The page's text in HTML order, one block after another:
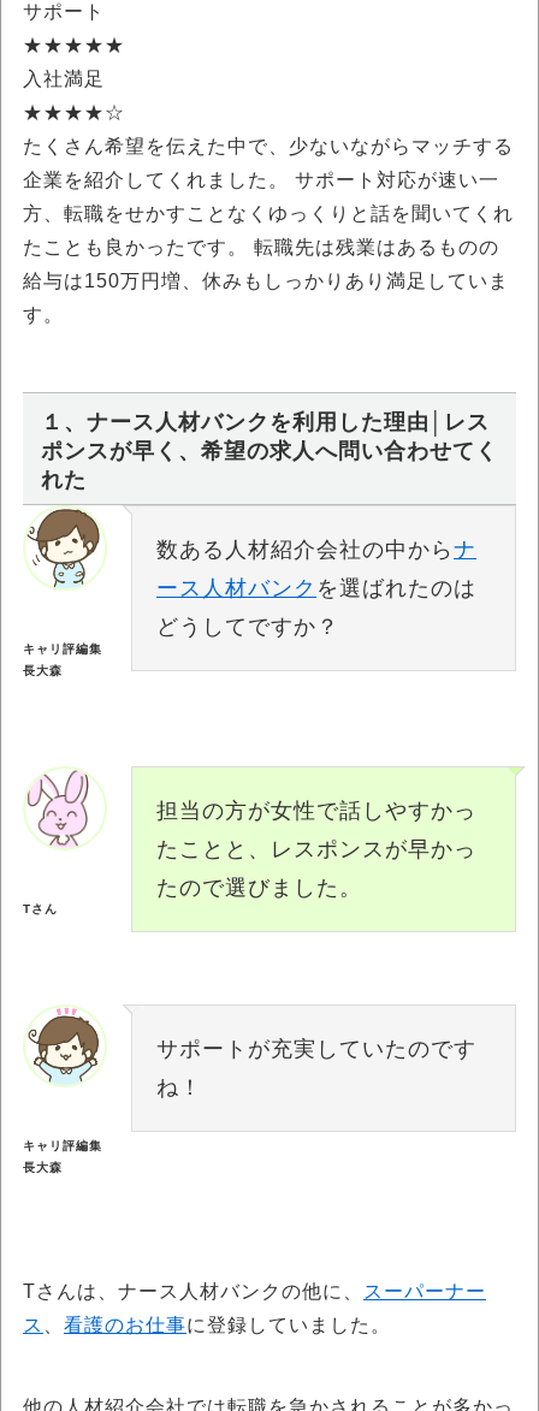
サポート
★★★★★
入社満足
★★★★☆
たくさん希望を伝えた中で、少ないながらマッチする
企業を紹介してくれました。 サポート対応が速い一
方、転職をせかすことなくゆっくりと話を聞いてくれ
たことも良かったです。 転職先は残業はあるものの
給与は150万円増、休みもしっかりあり満足していま
す。
１、ナース人材バンクを利用した理由│レス
ポンスが早く、希望の求人へ問い合わせてく
れた
キャリ評編集
長大森
数ある人材紹介会社の中から ナ
ース人材バンク を選ばれたのは
どうしてですか？
担当の方が女性で話しやすかっ
たことと、レスポンスが早かっ
たので選びました。
Tさん
キャリ評編集
長大森
サポートが充実していたのです
ね！
Tさんは、ナース人材バンクの他に、
スーパーナー
ス
看護のお仕事に登録していました。
他の人材紹介会社では転職を急かされることが多かっ